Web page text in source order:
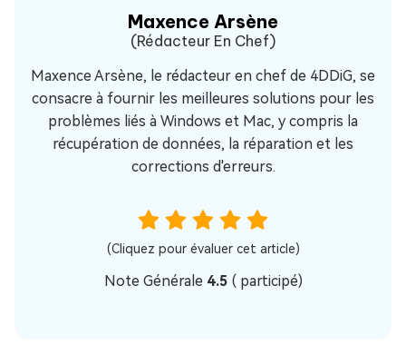
Maxence Arsène
(Rédacteur En Chef)
Maxence Arsène, le rédacteur en chef de 4DDiG, se
consacre à fournir les meilleures solutions pour les
problèmes liés à Windows et Mac, y compris la
récupération de données, la réparation et les
corrections d'erreurs.
(Cliquez pour évaluer cet article)
Note Générale 4.5 (participé)